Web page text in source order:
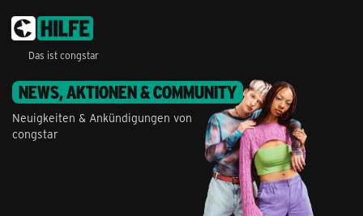
Das ist congstar
NEWS, AKTIONEN & COMMUNITY
Neuigkeiten & Ankündigungen von
congstar